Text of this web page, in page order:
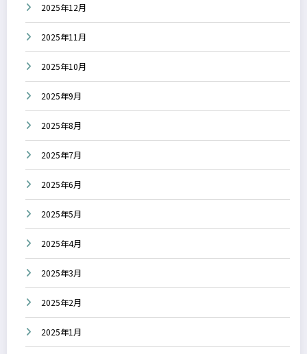
2025年12月
2025年11月
2025年10月
2025年9月
2025年8月
2025年7月
2025年6月
2025年5月
2025年4月
2025年3月
2025年2月
2025年1月